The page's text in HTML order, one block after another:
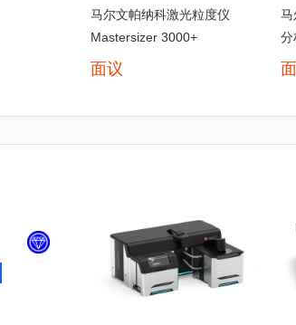
马尔文帕纳科激光粒度仪
Mastersizer 3000+
面议
马
分